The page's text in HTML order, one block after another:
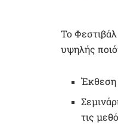
Το
υψηλής
Έκθεση
τις